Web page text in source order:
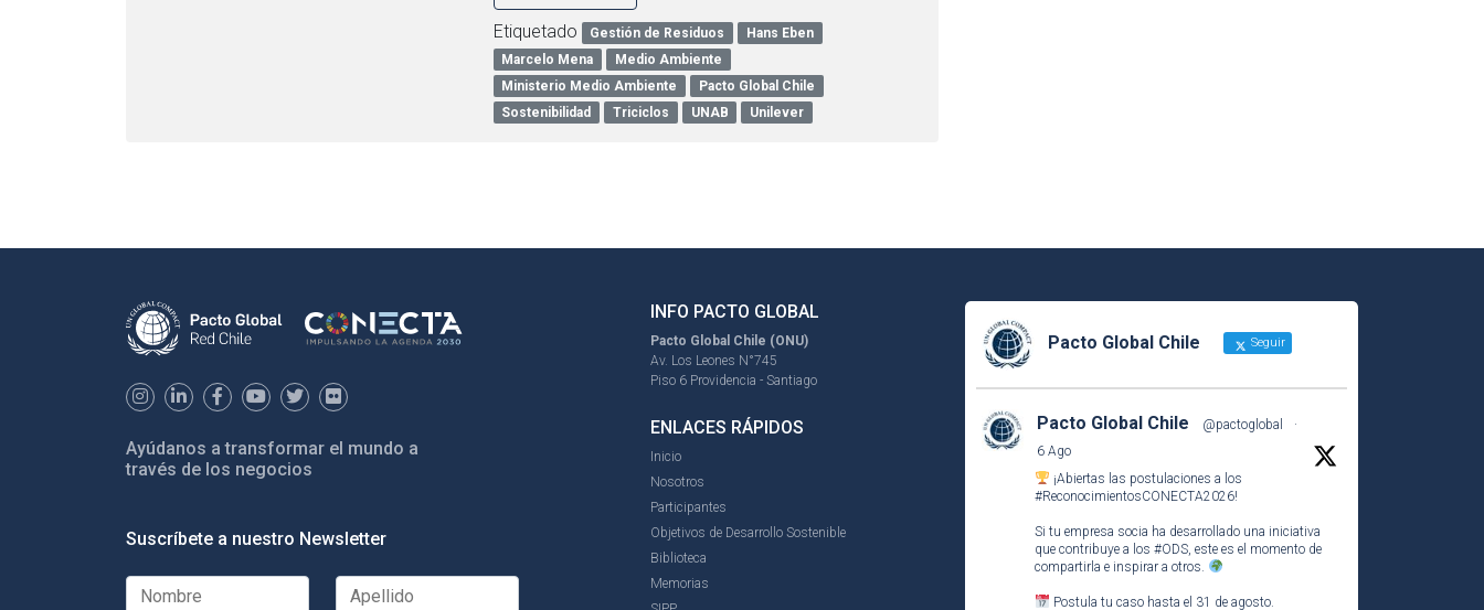
Etiquetado Gestión de Residuos
Hans Eben
Marcelo Mena
Medio Ambiente
Ministerio Medio Ambiente
Pacto Global Chile
Sostenibilidad
Triciclos UNAB Unilever
Ayúdanos a transformar el mundo a
través de los negocios
Suscríbete a nuestro Newsletter
INFO PACTO GLOBAL
Pacto Global Chile (ONU)
Av. Los Leones N°745
Piso 6 Providencia - Santiago
ENLACES RÁPIDOS
Inicio
Nosotros
Participantes
Objetivos de Desarrollo Sostenible
Biblioteca
Memorias
Pacto Global Chile Seguir
Pacto Global Chile @pactoglobal
·
6 Ago
¡Abiertas las postulaciones a los
#ReconocimientosCONECTA2026!
Si tu empresa socia ha desarrollado una iniciativa
que contribuye a los #ODS, este es el momento de
compartirla e inspirar a otros.
Postula tu caso hasta el 31 de agosto.